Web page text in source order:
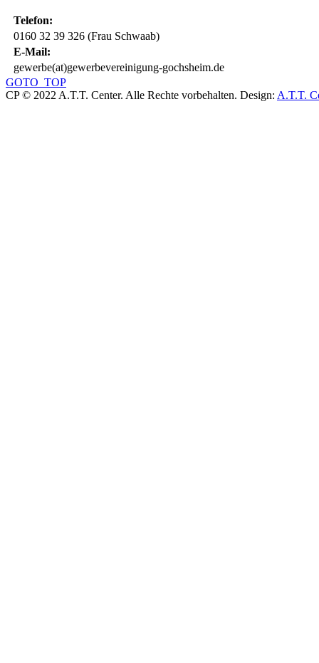
Telefon:
0160 32 39 326 (Frau Schwaab)
E-Mail:
gewerbe(at)gewerbevereinigung-gochsheim.de
GOTO_TOP
CP © 2022 A.T.T. Center. Alle Rechte vorbehalten. Design: A.T.T.